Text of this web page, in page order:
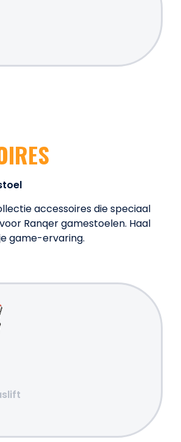
accessoires die speciaal
Ranqer gamestoelen. Haal
game-ervaring.